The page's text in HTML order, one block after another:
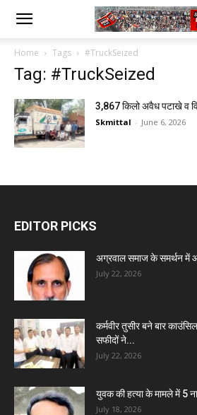
Home Tags #TruckSeized
Tag: #TruckSeized
3,867 किलो अवैध पटाखे व
Skmittal - June 6, 2026
EDITOR PICKS
अग्रवाल समाज के समर्थन में
July 22, 2026
कर्मवीर तुसीर बने बार
सफीदों ने...
July 22, 2026
युवक की हत्या के मामले में 5
July 18, 2026